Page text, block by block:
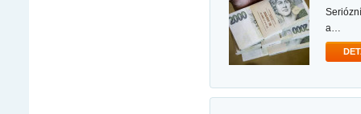
seriózní a rychlá nabídka půjčky dobrý den, s cílem pomoci vám překonat různé finanční starosti
a…